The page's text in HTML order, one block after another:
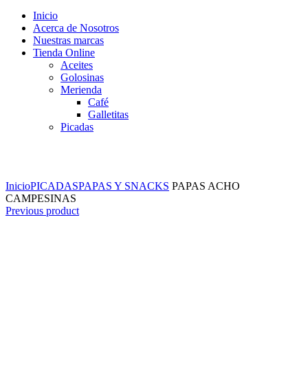
Inicio
Acerca de Nosotros
Nuestras marcas
Tienda Online
Aceites
Golosinas
Merienda
Café
Galletitas
Picadas
InicioPICADASPAPAS Y SNACKS PAPAS ACHO
CAMPESINAS
Previous product